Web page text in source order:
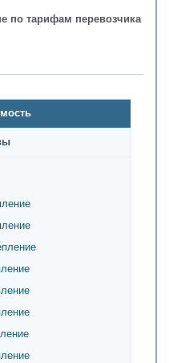
по тарифам перевозчика